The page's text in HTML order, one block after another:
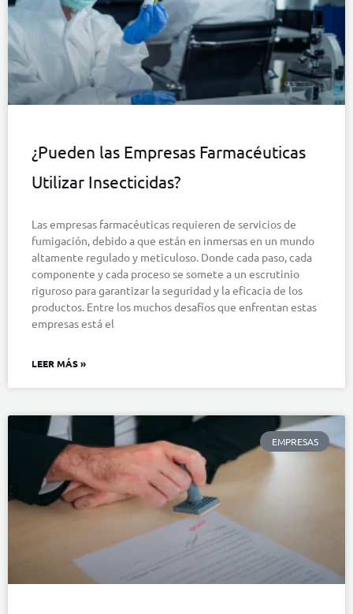
¿Pueden las Empresas Farmacéuticas
Utilizar Insecticidas?
Las empresas farmacéuticas requieren de servicios de
fumigación, debido a que están en inmersas en un mundo
altamente regulado y meticuloso. Donde cada paso, cada
componente y cada proceso se somete a un escrutinio
riguroso para garantizar la seguridad y la eficacia de los
productos. Entre los muchos desafíos que enfrentan estas
empresas está el
LEER MÁS »
EMPRESAS